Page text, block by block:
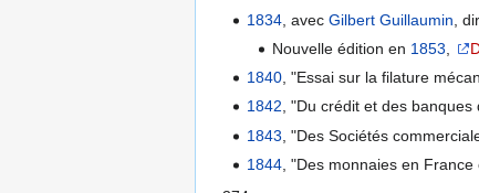
1834 , avecGilbert Guillaumin ,
Nouvelle édition en 1853
1840, "Essai sur la filature
1842, "Du crédit et des banques
1843 , "Des Sociétés
1844 , "Des monnaies en